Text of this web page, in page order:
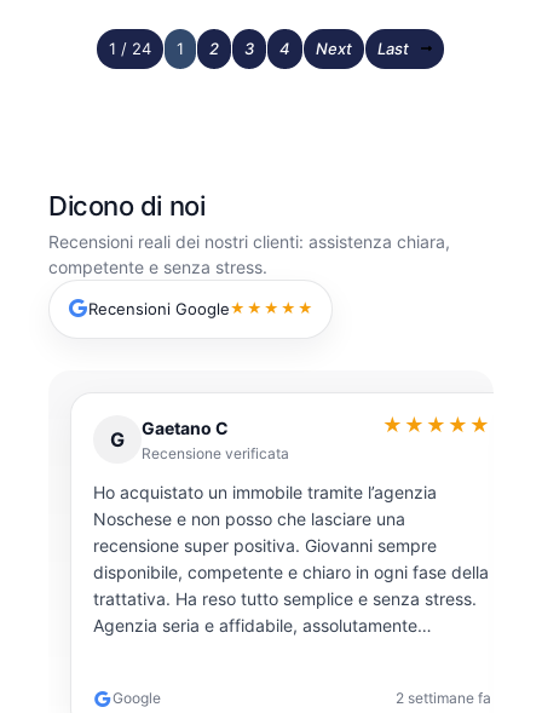
1 / 24 1 2 3 4 Next Last
Dicono di noi
Recensioni reali dei nostri clienti: assistenza chiara,
competente e senza stress.
Recensioni Google★★★★★
Alessia Tortora
Recensione verificata
★★★★★
Giovanni è stato fantastico insieme al suo staff. Ha
ascoltato attentamente le nostre esigenze e ci ha
guidato passo dopo passo, rendendo l’esperienza
di acquisto priva di stress. Disponibile, cordiale e
competente, ha gestito ogni aspetto con massima
serietà.
Google 2 settimane fa